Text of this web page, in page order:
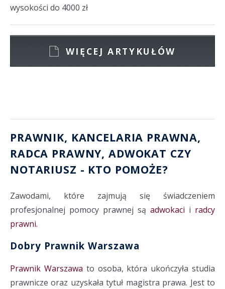
wysokości do 4000 zł
WIĘCEJ ARTYKUŁÓW
PRAWNIK, KANCELARIA PRAWNA,
RADCA PRAWNY, ADWOKAT CZY
NOTARIUSZ - KTO POMOŻE?
Zawodami, które zajmują się świadczeniem
profesjonalnej pomocy prawnej są adwokaci i radcy
prawni.
Dobry Prawnik Warszawa
Prawnik Warszawa to osoba, która ukończyła studia
prawnicze oraz uzyskała tytuł magistra prawa. Jest to